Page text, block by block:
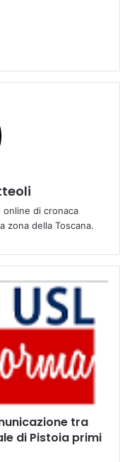
online di cronaca
zona della Toscana.
tra
di Pistoia primi